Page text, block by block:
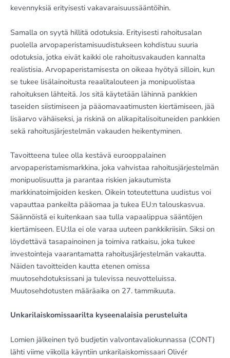
kevennyksiä erityisesti vakavaraisuussääntöihin.
Samalla on syytä hillitä odotuksia. Erityisesti rahoitusalan
puolella arvopaperistamisuudistukseen kohdistuu suuria
odotuksia, jotka eivät kaikki ole rahoitusvakauden kannalta
realistisia. Arvopaperistamisesta on oikeaa hyötyä silloin, kun
se tukee lisälainoitusta reaalitalouteen ja monipuolistaa
rahoituksen lähteitä. Jos sitä käytetään lähinnä pankkien
taseiden siistimiseen ja pääomavaatimusten kiertämiseen, jää
lisäarvo vähäiseksi, ja riskinä on alikapitalisoituneiden pankkien
sekä rahoitusjärjestelmän vakauden heikentyminen.
Tavoitteena tulee olla kestävä eurooppalainen
arvopaperistamismarkkina, joka vahvistaa rahoitusjärjestelmän
monipuolisuutta ja parantaa riskien jakautumista
markkinatoimijoiden kesken. Oikein toteutettuna uudistus voi
vapauttaa pankeilta pääomaa ja tukea EU:n talouskasvua.
Säännöistä ei kuitenkaan saa tulla vapaalippua sääntöjen
kiertämiseen. EU:lla ei ole varaa uuteen pankkikriisiin. Siksi on
löydettävä tasapainoinen ja toimiva ratkaisu, joka tukee
investointeja vaarantamatta rahoitusjärjestelmän vakautta.
Näiden tavoitteiden kautta etenen omissa
muutosehdotuksissani ja tulevissa neuvotteluissa.
Muutosehdotusten määräaika on 27. tammikuuta.
Unkarilaiskomissaarilta kyseenalaisia perusteluita
Lomien jälkeinen työ budjetin valvontavaliokunnassa (CONT)
lähti viime viikolla käyntiin unkarilaiskomissaari Olivér